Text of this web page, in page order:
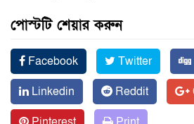
পোস্টটি শেয়ার করুন
Facebook Twitter
Linkedin
Reddit